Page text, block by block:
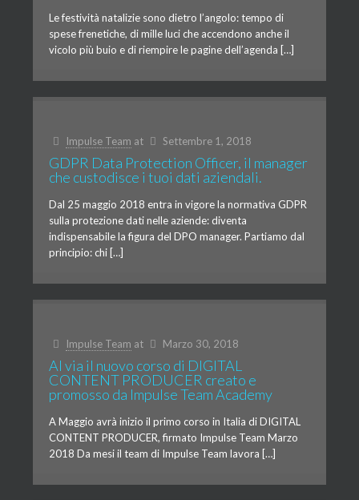
Le festività natalizie sono dietro l’angolo: tempo di
spese frenetiche, di mille luci che accendono anche il
vicolo più buio e di riempire le pagine dell’agenda […]
Impulse Team at Settembre 1, 2018
GDPR Data Protection Officer, il manager
che custodisce i tuoi dati aziendali.
Dal 25 maggio 2018 entra in vigore la normativa GDPR
sulla protezione dati nelle aziende: diventa
indispensabile la figura del DPO manager. Partiamo dal
principio: chi […]
Impulse Team at Marzo 30, 2018
Al via il nuovo corso di DIGITAL
CONTENT PRODUCER creato e
promosso da Impulse Team Academy
A Maggio avrà inizio il primo corso in Italia di DIGITAL
CONTENT PRODUCER, firmato Impulse Team Marzo
2018 Da mesi il team di Impulse Team lavora […]